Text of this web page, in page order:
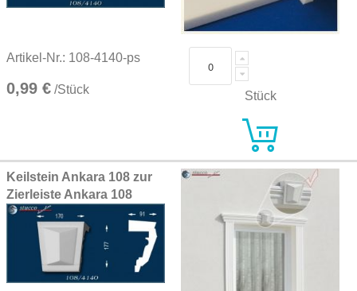
Artikel-Nr.: 108-4140-ps
0,99 € /Stück Stück
Keilstein Ankara 108 zur
Zierleiste Ankara 108